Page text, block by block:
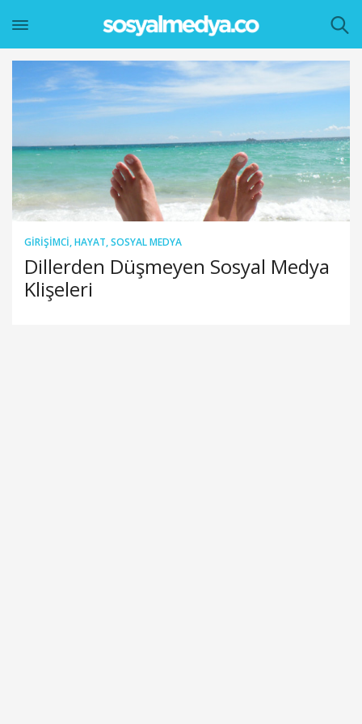
GIRIŞIMCI,HAYAT,SOSYAL MEDYA
Dillerden Düşmeyen Sosyal Medya
Klişeleri